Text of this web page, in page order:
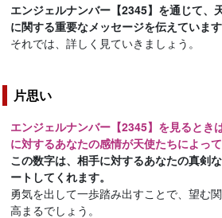
エンジェルナンバー【2345】を通じて、
に関する重要なメッセージを伝えています
それでは、詳しく見ていきましょう。
片思い
エンジェルナンバー【2345】を見るとき
に対するあなたの感情が天使たちによっ
この数字は、相手に対するあなたの真剣
ートしてくれます。
勇気を出して一歩踏み出すことで、望む
高まるでしょう。